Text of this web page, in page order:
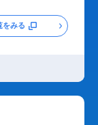
をみる